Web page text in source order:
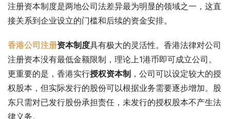
注册资本制度是两地公司法差异最为明显的领域之一，这直
接关系到企业设立的门槛和后续的资金安排。
香港公司注册资本制度具有极大的灵活性。香港法律对公司
注册资本没有最低金额限制，理论上1港币即可成立公司。
更重要的是，香港实行授权资本制 ，公司可以设定较大的授
权股本，但实际发行的股份可以根据业务需要逐步增加。股
东只需对已发行股份承担责任，未发行的授权股本不产生法
律义务。